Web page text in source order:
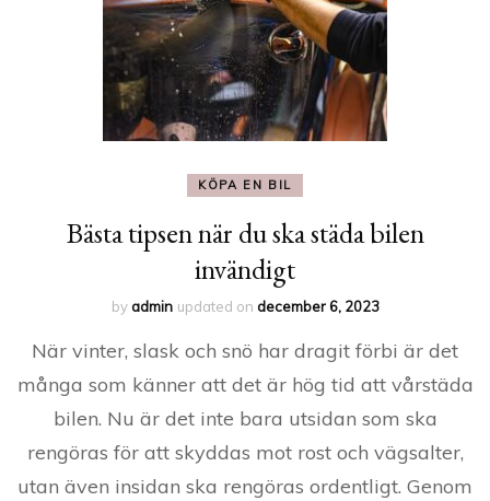
KÖPA EN BIL
Bästa tipsen när du ska städa bilen
invändigt
byadmin updated on december 6, 2023
När vinter, slask och snö har dragit förbi är det
många som känner att det är hög tid att vårstäda
bilen. Nu är det inte bara utsidan som ska
rengöras för att skyddas mot rost och vägsalter,
utan även insidan ska rengöras ordentligt. Genom